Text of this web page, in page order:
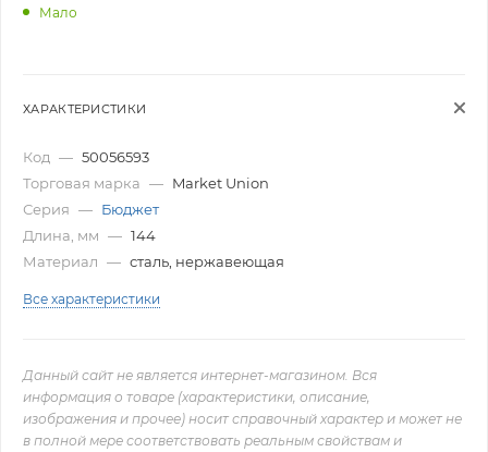
Мало
ХАРАКТЕРИСТИКИ
Код — 50056593
Торговая марка — Market Union
Серия — Бюджет
Длина, мм — 144
Материал — сталь, нержавеющая
Все характеристики
Данный сайт не является интернет-магазином. Вся
информация о товаре (характеристики, описание,
изображения и прочее) носит справочный характер и может не
в полной мере соответствовать реальным свойствам и